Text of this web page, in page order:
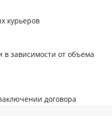
курьеров
в зависимости от объема
договора